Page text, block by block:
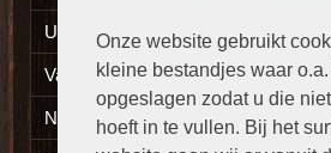
Onze website gebruikt
kleine bestandjes waar
opgeslagen zodat u die
hoeft in te vullen. Bij het
Uw eten thuisbezorgd
Vacatures
Nieuws